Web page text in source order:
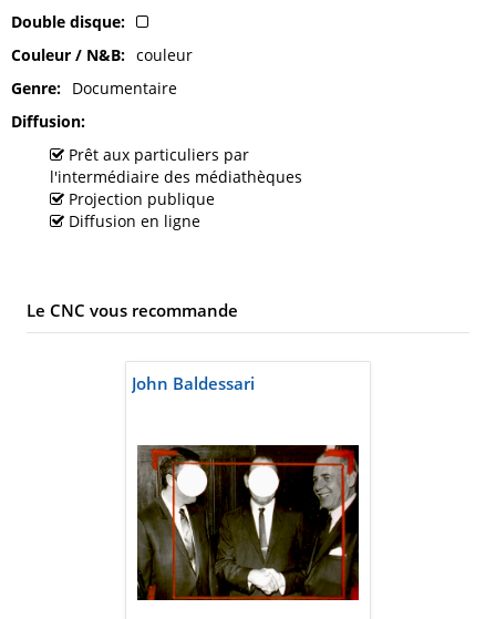
Double disque
Couleur / N&B
couleur
Genre
Documentaire
Diffusion
Prêt aux particuliers par
l'intermédiaire des médiathèques
Projection publique
Diffusion en ligne
Le CNC vous recommande
John Baldessari